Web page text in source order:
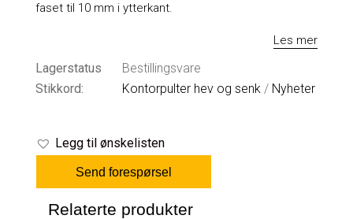
faset til 10 mm i ytterkant.
Les mer
Lagerstatus
Bestillingsvare
Stikkord:
Kontorpulter hev og senk / Nyheter
Legg til ønskelisten
Send forespørsel
Relaterte produkter